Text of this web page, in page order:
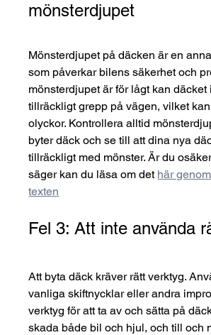
mönsterdjupet
Mönsterdjupet på däcken är en
som påverkar bilens säkerhet och
mönsterdjupet är för lågt kan däcket
tillräckligt grepp på vägen, vilket
olyckor. Kontrollera alltid
byter däck och se till att dina nya
tillräckligt med mönster. Är du
säger kan du läsa om det här
texten
Fel 3: Att inte använda
Att byta däck kräver rätt verktyg.
vanliga skiftnycklar eller andra
verktyg för att ta av och sätta på
skada både bil och hjul, och till och